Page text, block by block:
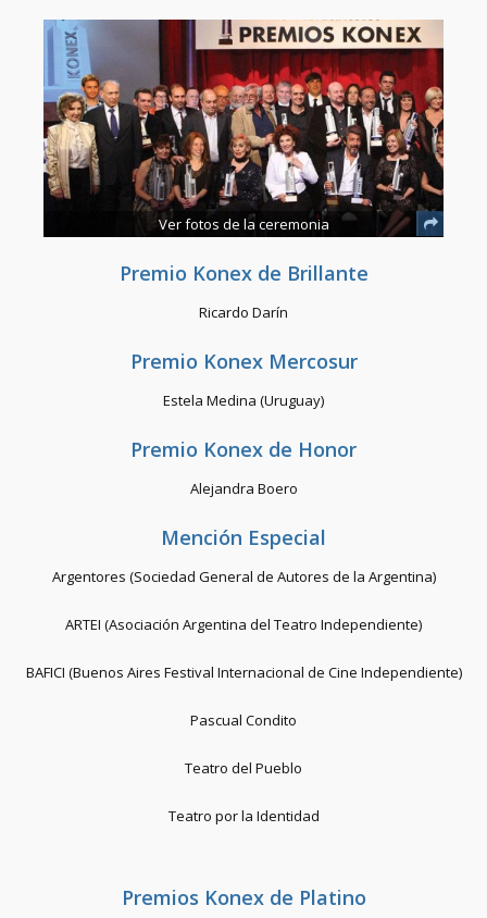
Ver fotos de la ceremonia
Premio Konex de Brillante
Ricardo Darín
Premio Konex Mercosur
Estela Medina (Uruguay)
Premio Konex de Honor
Alejandra Boero
Mención Especial
Argentores (Sociedad General de Autores de la Argentina)
ARTEI (Asociación Argentina del Teatro Independiente)
BAFICI (Buenos Aires Festival Internacional de Cine Independiente)
Pascual Condito
Teatro del Pueblo
Teatro por la Identidad
Premios Konex de Platino